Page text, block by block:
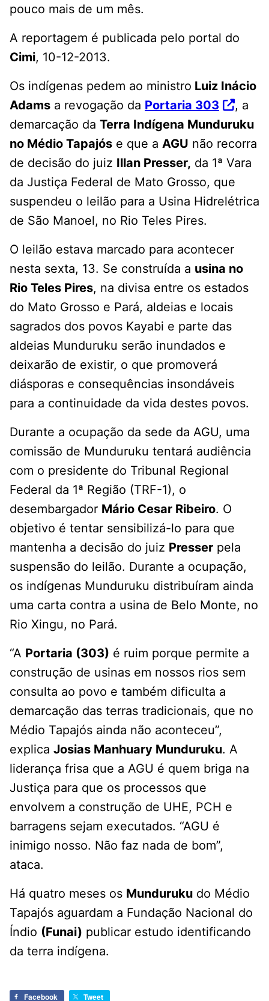
pouco mais de um mês.
A reportagem é publicada pelo portal do
Cimi, 10-12-2013.
Os indígenas pedem ao ministro Luiz Inácio
Adams a revogação da Portaria 303
, a
demarcação da Terra Indígena Munduruku
no Médio Tapajós e que a AGU não recorra
de decisão do juiz Illan Presser, da 1ª Vara
da Justiça Federal de Mato Grosso, que
suspendeu o leilão para a Usina Hidrelétrica
de São Manoel, no Rio Teles Pires.
O leilão estava marcado para acontecer
nesta sexta, 13. Se construída a usina no
Rio Teles Pires, na divisa entre os estados
do Mato Grosso e Pará, aldeias e locais
sagrados dos povos Kayabi e parte das
aldeias Munduruku serão inundados e
deixarão de existir, o que promoverá
diásporas e consequências insondáveis
para a continuidade da vida destes povos.
Durante a ocupação da sede da AGU, uma
comissão de Munduruku tentará audiência
com o presidente do Tribunal Regional
Federal da 1ª Região (TRF-1), o
desembargador Mário Cesar Ribeiro. O
objetivo é tentar sensibilizá-lo para que
mantenha a decisão do juiz Presser pela
suspensão do leilão. Durante a ocupação,
os indígenas Munduruku distribuíram ainda
uma carta contra a usina de Belo Monte, no
Rio Xingu, no Pará.
“A Portaria (303) é ruim porque permite a
construção de usinas em nossos rios sem
consulta ao povo e também dificulta a
demarcação das terras tradicionais, que no
Médio Tapajós ainda não aconteceu”,
explica Josias Manhuary Munduruku. A
liderança frisa que a AGU é quem briga na
Justiça para que os processos que
envolvem a construção de UHE, PCH e
barragens sejam executados. “AGU é
inimigo nosso. Não faz nada de bom”,
ataca.
Há quatro meses os Munduruku do Médio
Tapajós aguardam a Fundação Nacional do
Índio (Funai) publicar estudo identificando
da terra indígena.
Facebook Tweet